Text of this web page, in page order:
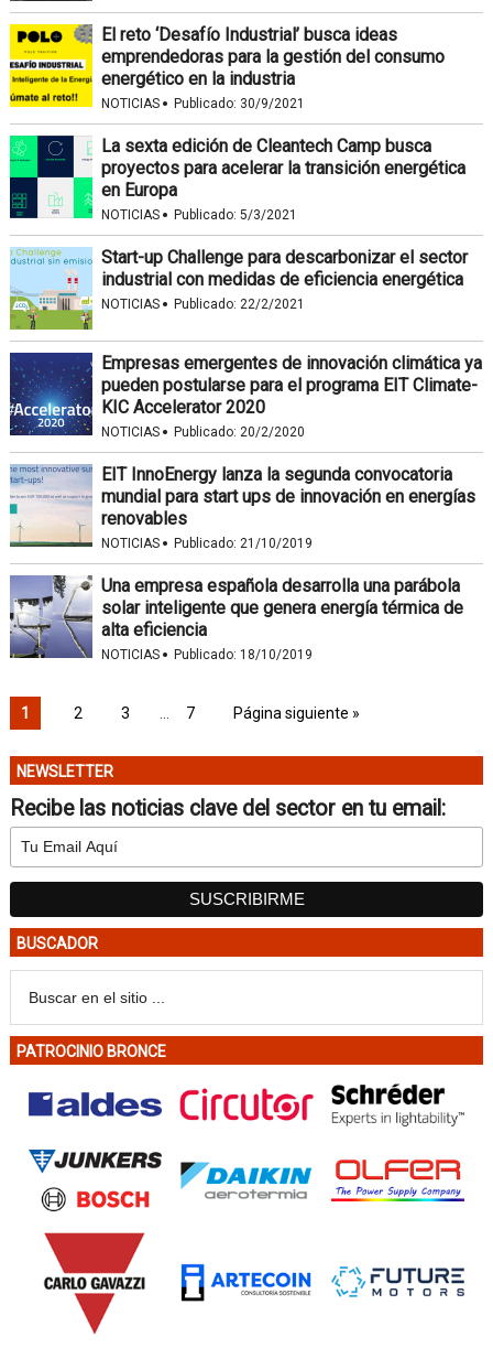
El reto ‘Desafío Industrial’ busca ideas
emprendedoras para la gestión del consumo
energético en la industria
NOTICIAS · Publicado: 30/9/2021
La sexta edición de Cleantech Camp busca
proyectos para acelerar la transición energética
en Europa
NOTICIAS · Publicado: 5/3/2021
Start-up Challenge para descarbonizar el sector
industrial con medidas de eficiencia energética
NOTICIAS · Publicado: 22/2/2021
Empresas emergentes de innovación climática ya
pueden postularse para el programa EIT Climate-
KIC Accelerator 2020
NOTICIAS · Publicado: 20/2/2020
EIT InnoEnergy lanza la segunda convocatoria
mundial para start ups de innovación en energías
renovables
NOTICIAS · Publicado: 21/10/2019
Una empresa española desarrolla una parábola
solar inteligente que genera energía térmica de
alta eficiencia
NOTICIAS · Publicado: 18/10/2019
1 2 3 7 Página siguiente »
NEWSLETTER
Recibe las noticias clave del sector en tu email:
BUSCADOR
PATROCINIO BRONCE